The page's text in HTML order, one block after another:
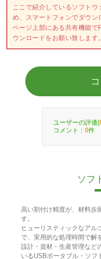
ここで紹介しているソフト
め、スマートフォンでダウン
ページ上部にある共有機能
ウンロードをお願い致します。
ユーザーの評価(
コメント： 0件
ソフ
高い割付け精度が、材料歩
す。
ヒューリスティックなアル
で、実用的な処理時間で解
設計・資材・生産管理など
いるUSBポータブル・ソフ